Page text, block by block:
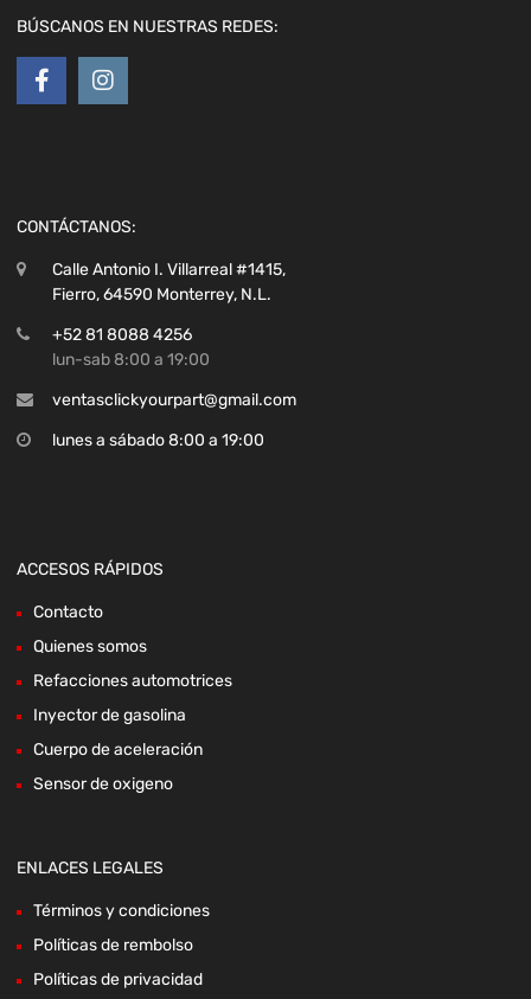
BÚSCANOS EN NUESTRAS REDES:
CONTÁCTANOS:
Calle Antonio I. Villarreal #1415,
Fierro, 64590 Monterrey, N.L.
+52 81 8088 4256
lun-sab 8:00 a 19:00
ventasclickyourpart@gmail.com
lunes a sábado 8:00 a 19:00
ACCESOS RÁPIDOS
Contacto
Quienes somos
Refacciones automotrices
Inyector de gasolina
Cuerpo de aceleración
Sensor de oxigeno
ENLACES LEGALES
Términos y condiciones
Políticas de rembolso
Políticas de privacidad